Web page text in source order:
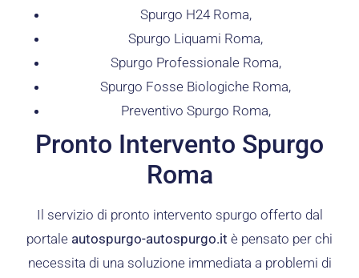
Spurgo H24 Roma,
Spurgo Liquami Roma,
Spurgo Professionale Roma,
Spurgo Fosse Biologiche Roma,
Preventivo Spurgo Roma,
Pronto Intervento Spurgo
Roma
Il servizio di pronto intervento spurgo offerto dal
portale autospurgo-autospurgo.it è pensato per chi
necessita di una soluzione immediata a problemi di